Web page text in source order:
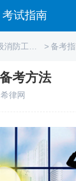
考试指南
> 备考
考方法
律网